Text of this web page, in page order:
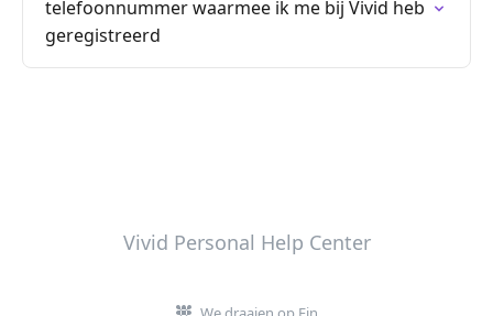
telefoonnummer waarmee ik me bij Vivid heb
geregistreerd
Vivid Personal Help Center